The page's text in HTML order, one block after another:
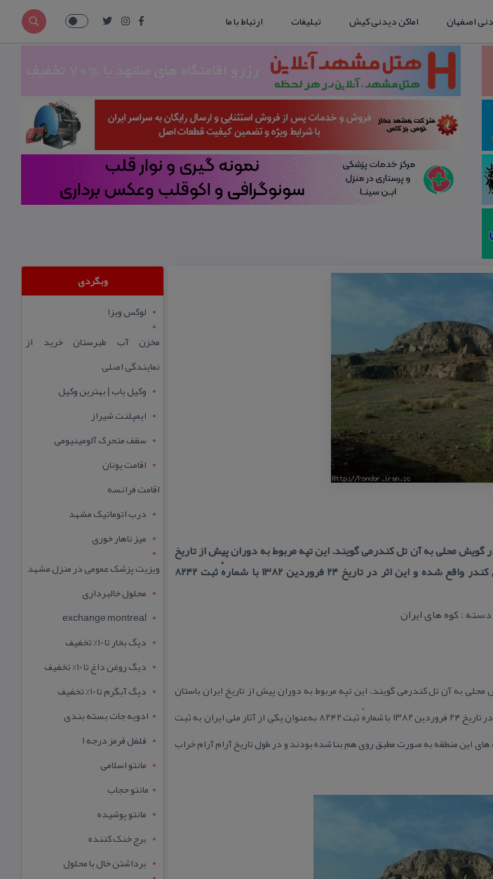
اصفهان اماکن دیدنی کیش تبلیغات ارتباط با ما
محلی به آن تل كندرمی گویند. این تپه مربوط به دوران پیش از تاریخ
ایران باستان است و در شهرستان لردگان، بخش فلارد، روستای كندر واقع شده و این اثر در تاریخ ۲۴ فروردین ۱۳۸۲ با شمارهٔ ثبت ۸۲۴۲
دسته : كوه های ایران
به آن تل كندرمی گویند. این تپه مربوط به دوران پیش از تاریخ ایران باستان
است و در شهرستان لردگان، بخش فلارد، روستای كندر واقع شده و این اثر در تاریخ ۲۴ فروردین ۱۳۸۲ با شمارهٔ ثبت ۸۲۴۲ به‌عنوان یكی از آثار ملی ایران به ثبت
این منطقه به صورت مطبق روی هم بنا شده بودند و در طول تاریخ آرام آرام خراب
وبگردی
لوکس ویزا
مخزن آب طبرستان خرید از
نمایندگی اصلی
وکیل یاب | بهترین وکیل
ایمپلنت شیراز
سقف متحرک آلومینیومی
اقامت یونان
اقامت فرانسه
درب اتوماتیک مشهد
میز ناهار خوری
ویزیت پزشک عمومی در منزل مشهد
محلول خالبرداری
exchange montreal
دیگ بخار تا 10% تخفیف
دیگ روغن داغ تا 10% تخفیف
دیگ آبگرم تا 10% تخفیف
ادویه جات بسته بندی
فلفل قرمز درجه 1
مانتو اسلامی
مانتو حجاب
مانتو پوشیده
برج خنک کننده
برداشتن خال با محلول